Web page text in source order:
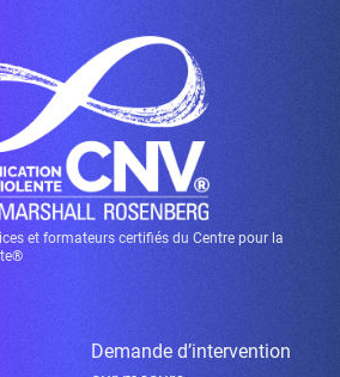
et formateurs certifiés du Centre pour la
Demande d’intervention